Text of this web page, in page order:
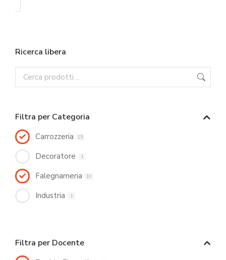
Ricerca libera
Filtra per Categoria
Carrozzeria 15
Decoratore 1
Falegnameria 10
Industria 1
Filtra per Docente